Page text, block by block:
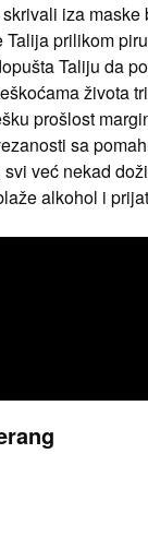
iza
prilikom
Taliju da
života
prošlost
sa
već nekad
alkohol i